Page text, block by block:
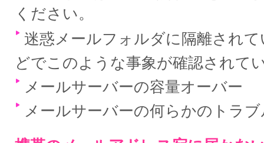
ください。
迷惑メールフォルダに隔離され
どでこのような事象が確認されて
メールサーバーの容量オーバー
メールサーバーの何らかのトラブ